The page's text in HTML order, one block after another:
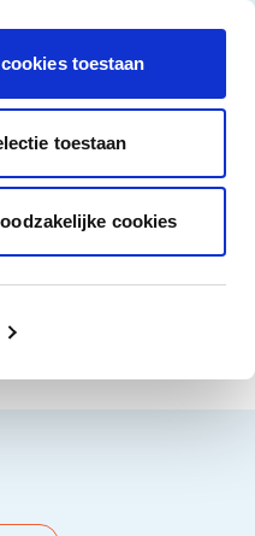
toestaan
toestaan
cookies
Word klant